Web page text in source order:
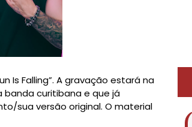
Is Falling”. A gravação estará na
banda curitibana e que já
sua versão original. O material